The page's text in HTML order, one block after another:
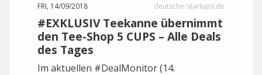
FRI, 14/09/2018 deutsche-startups.de
#EXKLUSIV Teekanne übernimmt
den Tee-Shop 5 CUPS – Alle Deals
des Tages
Im aktuellen #DealMonitor (14.